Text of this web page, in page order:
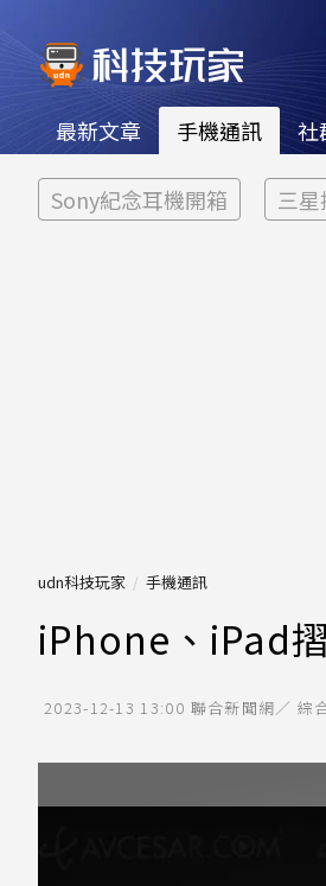
最新文章 手機通訊 社
Sony紀念耳機開箱 三
udn科技玩家 手機通訊
iPhone、iPad
2023-12-13 13:00 聯合新聞網／ 綜